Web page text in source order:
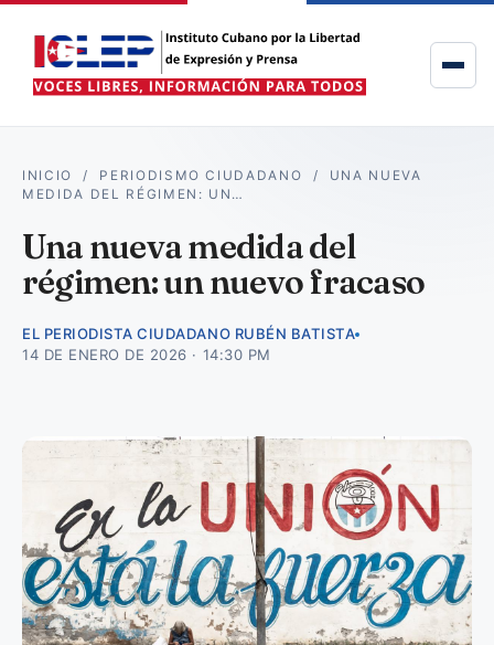
INICIO / PERIODISMO CIUDADANO / UNA NUEVA
MEDIDA DEL RÉGIMEN: UN…
Una nueva medida del
régimen: un nuevo fracaso
EL PERIODISTA CIUDADANO RUBÉN BATISTA
14 DE ENERO DE 2026 · 14:30 PM